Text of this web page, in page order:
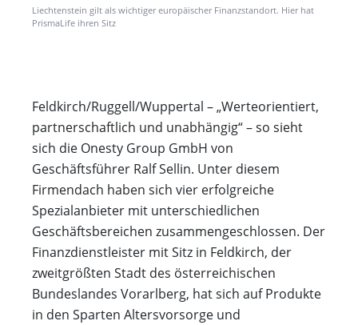
Liechtenstein gilt als wichtiger europäischer Finanzstandort. Hier hat
PrismaLife ihren Sitz
Feldkirch/Ruggell/Wuppertal – „Werteorientiert,
partnerschaftlich und unabhängig“ – so sieht
sich die Onesty Group GmbH von
Geschäftsführer Ralf Sellin. Unter diesem
Firmendach haben sich vier erfolgreiche
Spezialanbieter mit unterschiedlichen
Geschäftsbereichen zusammengeschlossen. Der
Finanzdienstleister mit Sitz in Feldkirch, der
zweitgrößten Stadt des österreichischen
Bundeslandes Vorarlberg, hat sich auf Produkte
in den Sparten Altersvorsorge und